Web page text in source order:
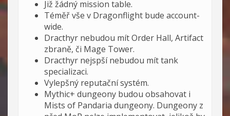
Již žádný mission table.
Téměř vše v Dragonflight bude account-
wide.
Dracthyr nebudou mít Order Hall, Artifact
zbraně, či Mage Tower.
Dracthyr nejspší nebudou mít tank
specializaci.
Vylepšný reputační systém.
Mythic+ dungeony budou obsahovat i
Mists of Pandaria dungeony. Dungeony z